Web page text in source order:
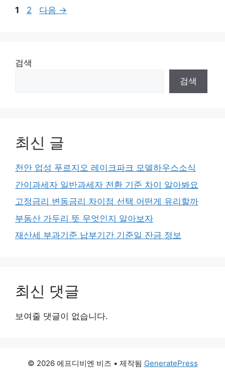
페
1
페
2 다음 →
검색
검색
최신 글
천안 업성 푸르지오 레이크파크 모델하우스소식
간이과세자 일반과세자 전환 기준 차이 알아봐요
고정금리 변동금리 차이점 선택 어떤게 유리할까
부동산 가두리 뜻 무엇인지 알아보자
재산세 부과기준 납부기간 기준일 잔금 정보
최신 댓글
보여줄 댓글이 없습니다.
© 2026 에프디비엔 비즈 • 제작됨 GeneratePress